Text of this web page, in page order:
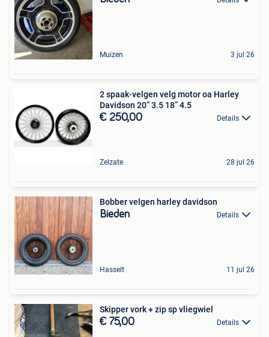
Muizen 3 jul 26
2 spaak-velgen velg motor oa Harley
Davidson 20” 3.5 18” 4.5
€ 250,00 Details
Zelzate 28 jul 26
Bobber velgen harley davidson
Bieden Details
Hasselt 11 jul 26
Skipper vork + zip sp vliegwiel
€ 75,00 Details